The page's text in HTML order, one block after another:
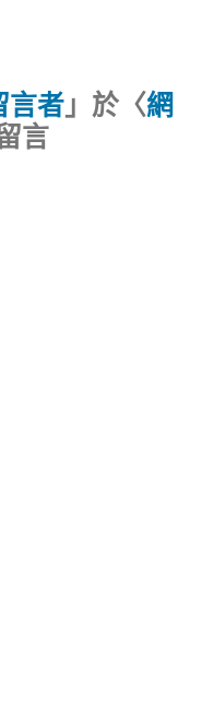
言者」於〈網
言